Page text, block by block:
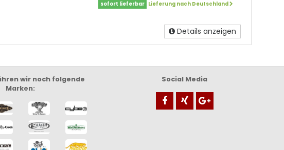
sofort lieferbar
Lieferung nach Deutschland
Details anzeigen
wir noch folgende
Marken:
Social Media